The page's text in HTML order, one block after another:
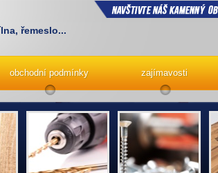
obchodní podmínky zajímavosti
řemeslo...